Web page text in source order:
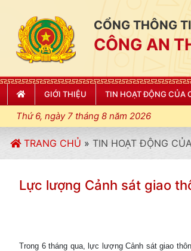
CỔNG THÔNG
CÔNG AN
GIỚI THIỆU TIN HOẠT ĐỘNG CỦA
Thứ 6, ngày 7 tháng 8 năm 2026
TRANG CHỦ » TIN HOẠT ĐỘNG
Lực lượng Cảnh sát giao
Trong 6 tháng qua, lực lượng Cảnh sát giao